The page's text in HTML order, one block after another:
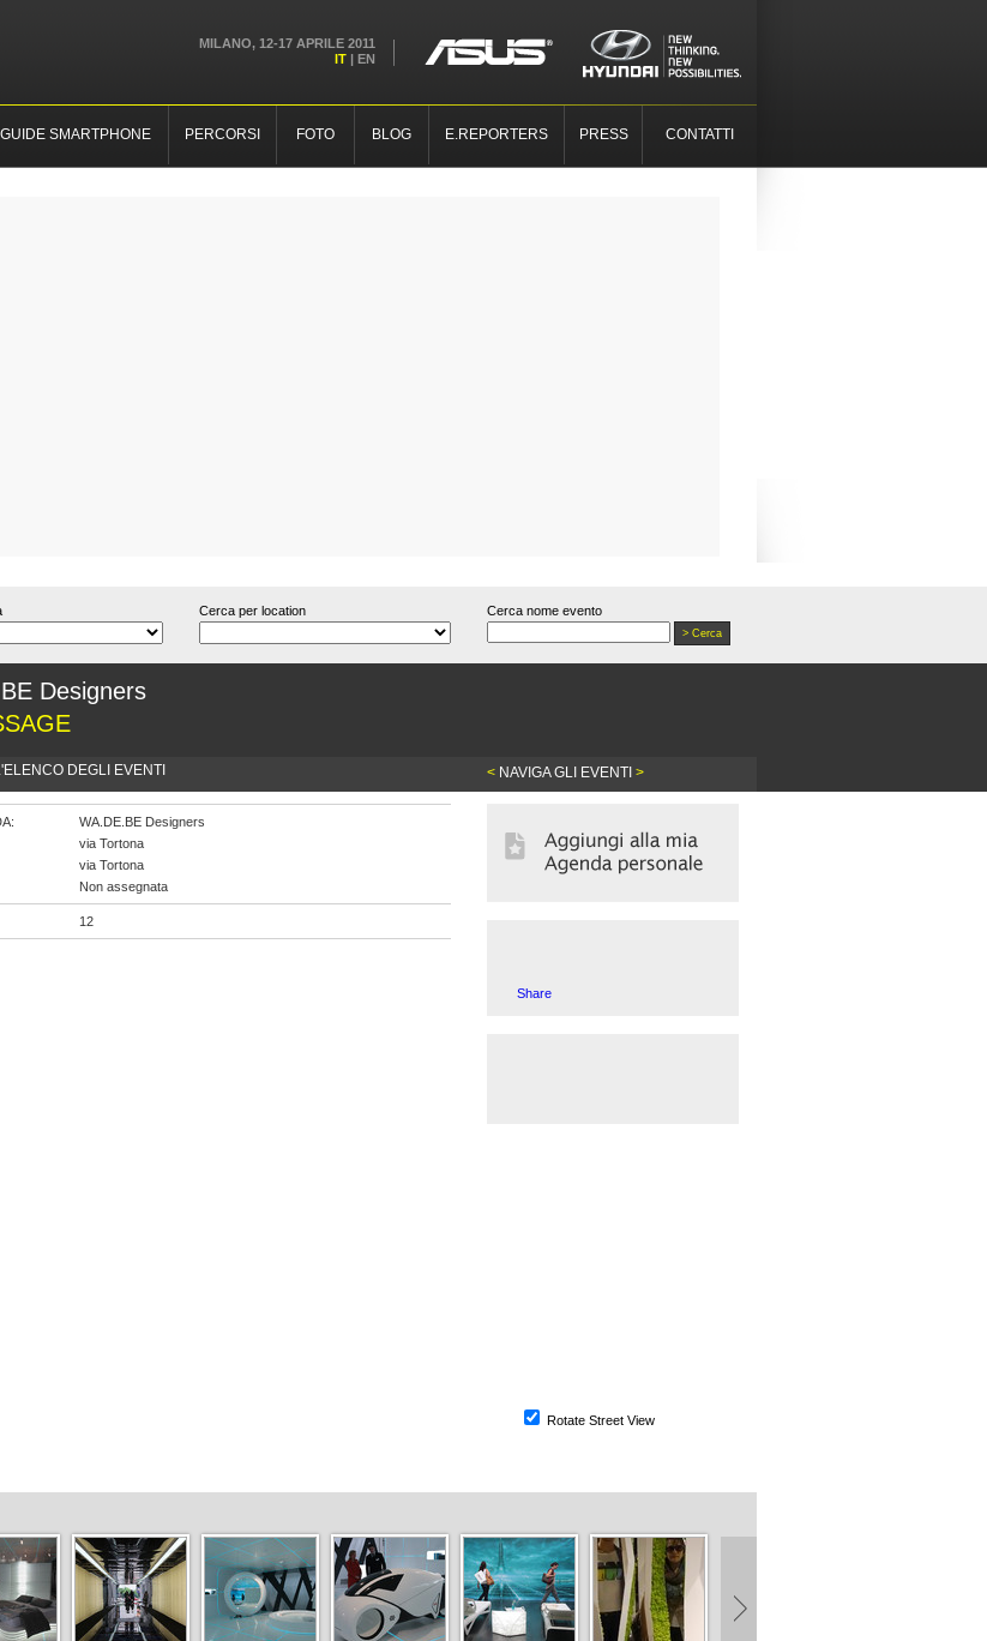
MILANO, 12-17 APRILE 2011
IT | EN
GUIDE SMARTPHONE PERCORSI FOTO BLOG E.REPORTERS PRESS CONTATTI
Cerca per location Cerca nome evento
Designers
DEGLI EVENTI < NAVIGA GLI EVENTI >
WA.DE.BE Designers
via Tortona
via Tortona
Non assegnata
12
Share
Rotate Street View